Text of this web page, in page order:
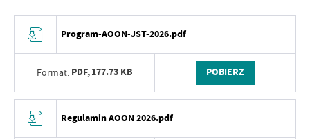
Program-AOON-JST-2026.pdf
Format: PDF,177.73 KB POBIERZ
Regulamin AOON 2026.pdf